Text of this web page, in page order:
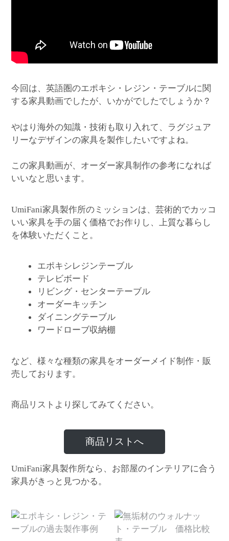
今回は、英語圏のエポキシ・レジン・テーブルに関
する家具動画でしたが、いかがでしたでしょうか？
やはり海外の知識・技術も取り入れて、ラグジュア
リーなデザインの家具を製作したいですよね。
この家具動画が、オーダー家具制作の参考になれば
いいなと思います。
UmiFani家具製作所のミッションは、芸術的でカッコ
いい家具を手の届く価格でお作りし、上質な暮らし
を体験いただくこと。
エポキシレジンテーブル
テレビボード
リビング・センターテーブル
オーダーキッチン
ダイニングテーブル
ワードローブ収納棚
など、様々な種類の家具をオーダーメイド制作・販
売しております。
商品リストより探してみてください。
商品リストへ
UmiFani家具製作所なら、お部屋のインテリアに合う
家具がきっと見つかる。